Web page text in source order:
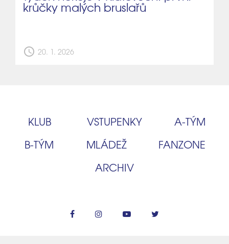
krůčky malých bruslařů
schedule 20. 1. 2026
KLUB VSTUPENKY
A‑TÝM
B‑TÝM
MLÁDEŽ
FANZONE
ARCHIV